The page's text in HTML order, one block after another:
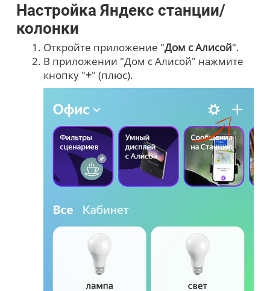
Настройка Яндекс станции/
колонки
Откройте приложение "Дом с Алисой".
В приложении "Дом с Алисой" нажмите
кнопку "+" (плюс).